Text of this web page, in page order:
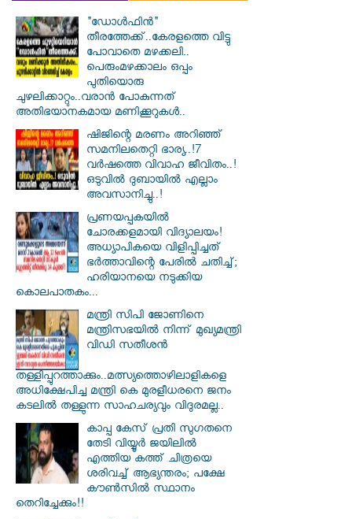
"ഡോൾഫിൻ"
തീരത്തേക്ക്..കേരളത്തെ വിട്ടു
പോവാതെ മഴക്കലി..
പെരുംമഴക്കാലം ഒപ്പം
പുതിയൊരു
ചുഴലിക്കാറ്റും..വരാൻ പോകുന്നത്
അതിഭയാനകമായ മണിക്കൂറുകൾ..
ഷിജിന്റെ മരണം അറിഞ്ഞ്
സമനിലതെറ്റി ഭാര്യ..!7
വർഷത്തെ വിവാഹ ജീവിതം..!
ഒടുവിൽ ദുബായിൽ എല്ലാം
അവസാനിച്ചു..!
പ്രണയപ്പകയിൽ
ചോരക്കളമായി വിദ്യാലയം!
അധ്യാപികയെ വിളിപ്പിച്ചത്
ഭർത്താവിന്റെ പേരിൽ ചതിച്ച്;
ഹരിയാനയെ നടുക്കിയ
കൊലപാതകം...
മന്ത്രി സിപി ജോണിനെ
മന്ത്രിസഭയില്‍ നിന്ന് മുഖ്യമന്ത്രി
വിഡി സതീശന്‍
തള്ളിപ്പുറത്താക്കും..മത്സ്യത്തൊഴിലാളികളെ
അധിക്ഷേപിച്ച മന്ത്രി കെ മുരളീധരനെ ജനം
കടലില്‍ തള്ളുന്ന സാഹചര്യവും വിദുരമല്ല..
കാപ്പ കേസ് പ്രതി സു​ഗതനെ
തേടി വിയ്യൂർ ജയിലിൽ
എത്തിയ കത്ത് ചിത്രയെ
ശരിവച്ച് ആഭ്യന്തരം; പക്ഷേ
കൗൺസിൽ സ്ഥാനം
തെറിച്ചേക്കും!!